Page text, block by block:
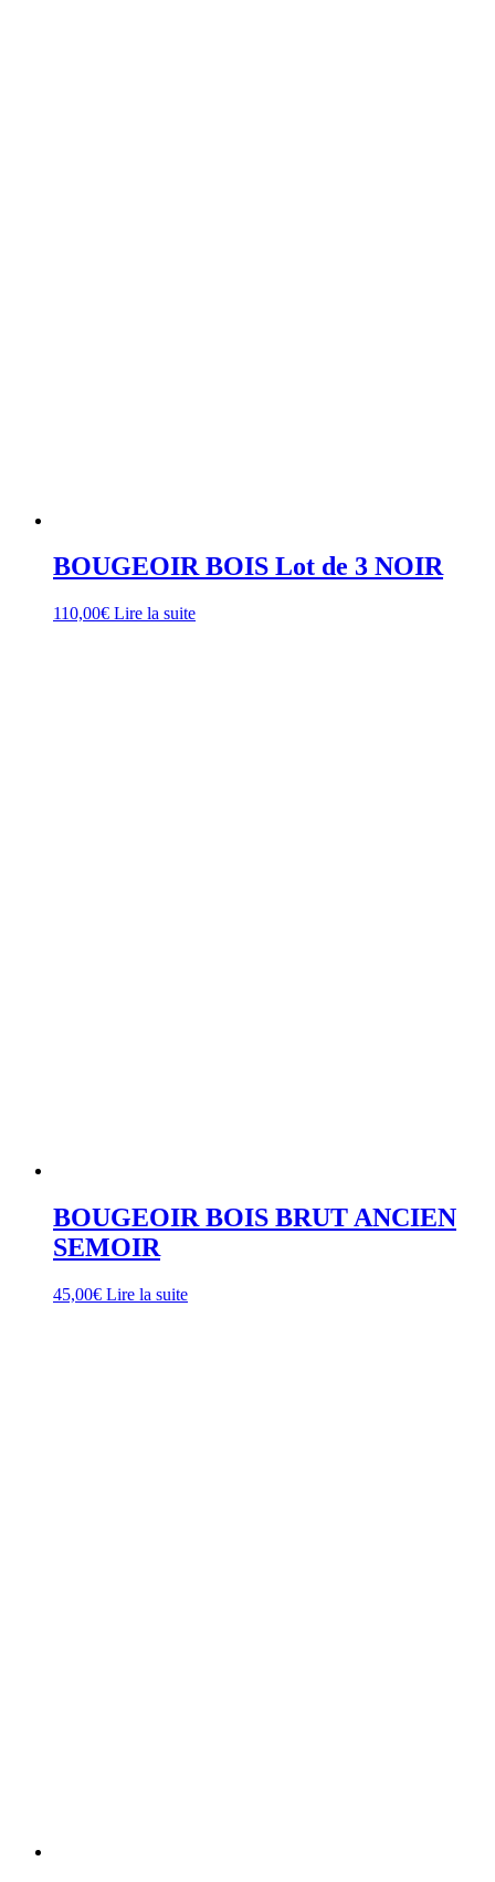
BOUGEOIR BOIS Lot de 3 NOIR
110,00€ Lire la suite
BOUGEOIR BOIS BRUT ANCIEN
SEMOIR
45,00€ Lire la suite